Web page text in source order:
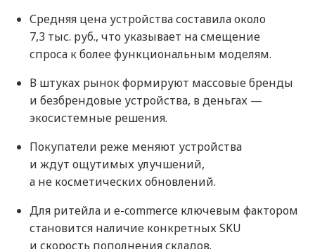
Средняя цена устройства составила около
7,3 тыс. руб., что указывает на смещение
спроса к более функциональным моделям.
В штуках рынок формируют массовые бренды
и безбрендовые устройства, в деньгах —
экосистемные решения.
Покупатели реже меняют устройства
и ждут ощутимых улучшений,
а не косметических обновлений.
Для ритейла и e-commerce ключевым фактором
становится наличие конкретных SKU
и скорость пополнения складов.